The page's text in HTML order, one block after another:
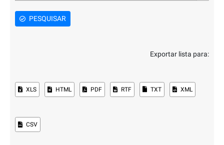
PESQUISAR
Exportar lista para:
XLS HTML PDF RTF TXT XML
CSV